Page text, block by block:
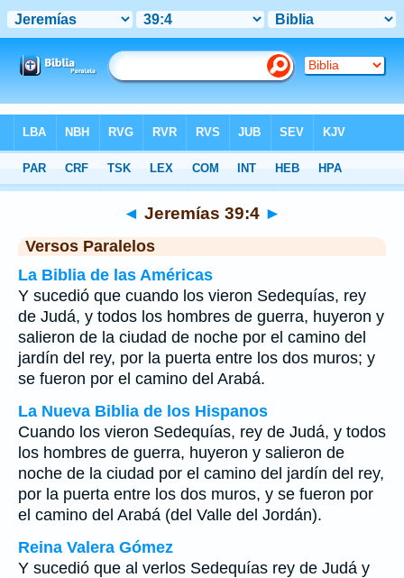
>Jeremías Capítulo 39 > Verso 4
◄ Jeremías 39:4 ►
Versos Paralelos
La Biblia de las Américas
Y sucedió que cuando los vieron Sedequías, rey
de Judá, y todos los hombres de guerra, huyeron y
salieron de la ciudad de noche por el camino del
jardín del rey, por la puerta entre los dos muros; y
se fueron por el camino del Arabá.
La Nueva Biblia de los Hispanos
Cuando los vieron Sedequías, rey de Judá, y todos
los hombres de guerra, huyeron y salieron de
noche de la ciudad por el camino del jardín del rey,
por la puerta entre los dos muros, y se fueron por
el camino del Arabá (del Valle del Jordán).
Reina Valera Gómez
Y sucedió que al verlos Sedequías rey de Judá y